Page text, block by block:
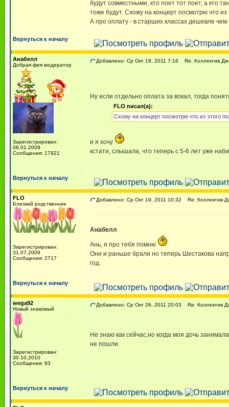
будут совместными, кто поет тот поет, а кто
тоже будут. Схожу на концерт посмотрю что
А про оплату - в старших классах дешевле
Вернуться к началу
Анабелл
Добрая фея модератор
Зарегистрирован:
06.01.2009
Сообщения: 17921
Добавлено: Ср Окт 19, 2011 7:16 Re: Коллектив
Ну если отдельно оплата за вокал, тогда
FLO писал(а):
Схожу на концерт посмотрю что из этого
и я хочу
кстати, слышала, что теперь с 5-6 лет уже
Вернуться к началу
FLO
Близкий родственник
Зарегистрирован:
31.07.2009
Сообщения: 2717
Добавлено: Ср Окт 19, 2011 10:32 Re: Коллектив
Анабелл
Ань, я про тебя помню
Они и раньше брали но теперь Шестакова
год.
Вернуться к началу
wega92
Новый знакомый
Зарегистрирован:
30.10.2010
Сообщения: 93
Добавлено: Ср Окт 26, 2011 20:03 Re: Коллектив
Не знаю как сейчас,но когда моя дочь
не пошли.
Вернуться к началу